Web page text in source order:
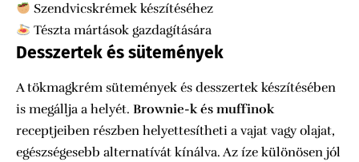
Szendvicskrémek készítéséhez
Tészta mártások gazdagítására
Desszertek és sütemények
A tökmagkrém sütemények és desszertek készítésében
is megállja a helyét. Brownie-k és muffinok
receptjeiben részben helyettesítheti a vajat vagy olajat,
egészségesebb alternatívát kínálva. Az íze különösen jól